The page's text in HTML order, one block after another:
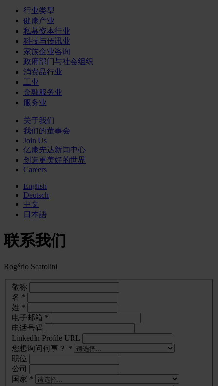
行业类型
健康产业
私募资本行业
科技与传讯业
家族企业咨询
政府部门与社会组织
消费品行业
工业
金融服务业
服务业
关于我们
我们的董事会
Join Us
亿康先达新闻中心
创造更美好的世界
Careers
English
Deutsch
中文
日本語
联系我们
Rogério Scatolini
敬称
名 *
姓 *
电子邮箱 *
电话号码
LinkedIn Profile URL
您想询问何事？ *
职位
公司
国家 *